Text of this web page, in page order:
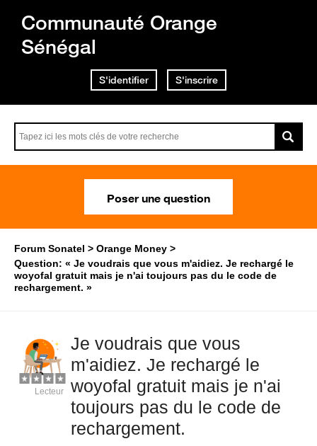
Communauté Orange
Sénégal
S'identifier S'inscrire
Poser une question
Forum Sonatel
Orange Money
Question: « Je voudrais que vous m'aidiez. Je rechargé le
woyofal gratuit mais je n'ai toujours pas du le code de
rechargement. »
Je voudrais que vous
m'aidiez. Je rechargé le
woyofal gratuit mais je n'ai
toujours pas du le code de
rechargement.
Lecteur